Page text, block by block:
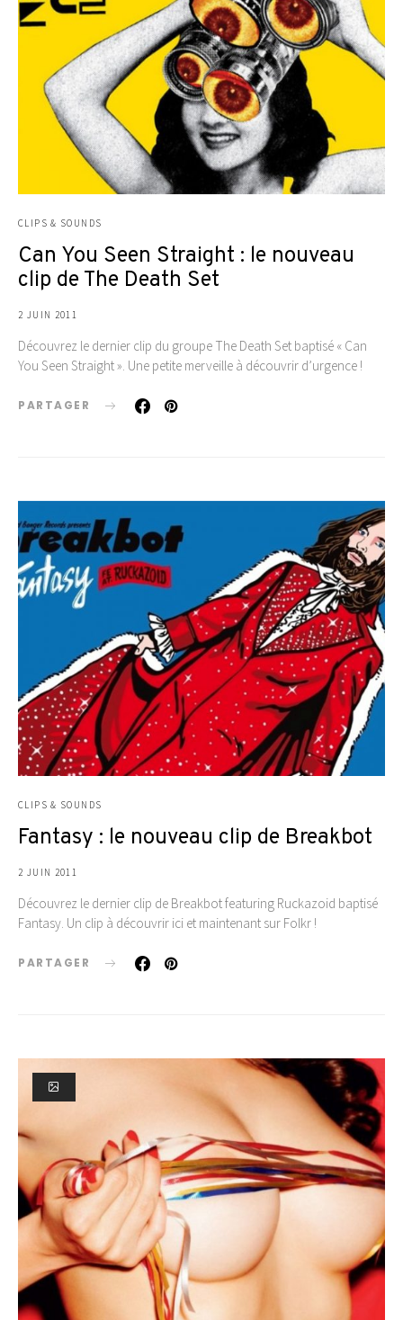
CLIPS & SOUNDS
Can You Seen Straight : le nouveau
clip de The Death Set
2 JUIN 2011
Découvrez le dernier clip du groupe The Death Set baptisé « Can
You Seen Straight ». Une petite merveille à découvrir d’urgence !
PARTAGER
CLIPS & SOUNDS
Fantasy : le nouveau clip de Breakbot
2 JUIN 2011
Découvrez le dernier clip de Breakbot featuring Ruckazoid baptisé
Fantasy. Un clip à découvrir ici et maintenant sur Folkr !
PARTAGER